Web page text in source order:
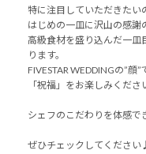
特に注目していただきたい
はじめの一皿に沢山の感謝
高級食材を盛り込んだ一皿
ります。
FIVESTAR WEDDINGの”
「祝福」をお楽しみくださ
シェフのこだわりを体感で
ぜひチェックしてください